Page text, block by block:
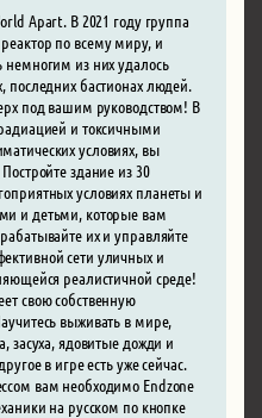
Apart. В 2021 году группа
по всему миру, и
немногим из них удалось
последних бастионах людей.
под вашим руководством! В
и токсичными
условиях, вы
здание из 30
условиях планеты и
и детьми, которые вам
их и управляйте
сети уличных и
реалистичной среде!
свою собственную
выживать в мире,
засуха, ядовитые дожди и
в игре есть уже сейчас.
вам необходимо Endzone
на русском по кнопке